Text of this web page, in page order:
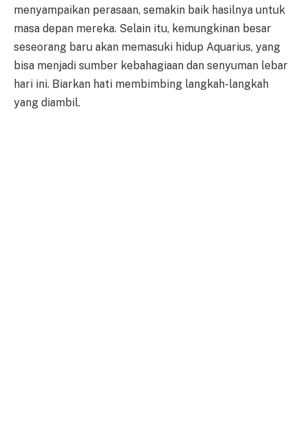
menyampaikan perasaan, semakin baik hasilnya untuk
masa depan mereka. Selain itu, kemungkinan besar
seseorang baru akan memasuki hidup Aquarius, yang
bisa menjadi sumber kebahagiaan dan senyuman lebar
hari ini. Biarkan hati membimbing langkah-langkah
yang diambil.